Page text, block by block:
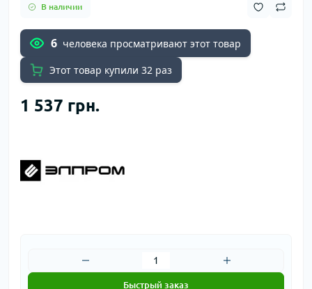
В наличии
6 человека просматривают этот товар
Этот товар купили 32 раз
1 537 грн.
Быстрый заказ